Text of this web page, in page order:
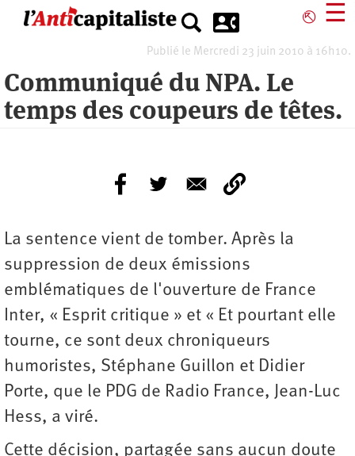
⎋ ☰
Publié le Mercredi 23 juin 2010 à 16h10.
Communiqué du NPA. Le
temps des coupeurs de têtes.
La sentence vient de tomber. Après la
suppression de deux émissions
emblématiques de l'ouverture de France
Inter, « Esprit critique » et « Et pourtant elle
tourne, ce sont deux chroniqueurs
humoristes, Stéphane Guillon et Didier
Porte, que le PDG de Radio France, Jean-Luc
Hess, a viré.
Cette décision, partagée sans aucun doute